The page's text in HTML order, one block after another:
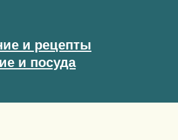
и рецепты
и посуда